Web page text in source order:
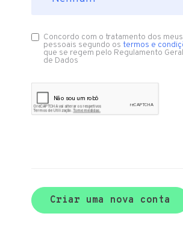
Concordo com o tratamento dos
pessoais segundo ostermos e
que se regem pelo Regulamento
de Dados
Criar uma nova conta